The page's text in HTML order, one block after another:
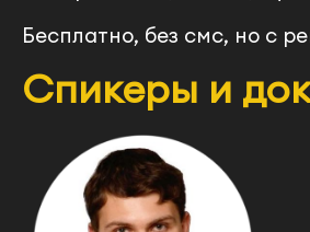
Бесплатно, без смс, но с
Спикеры и